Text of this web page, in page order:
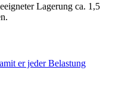
Lagerung ca. 1,5
er jeder Belastung